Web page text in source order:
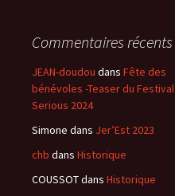
Commentaires récents
JEAN-doudou dans Fête des
bénévoles -Teaser du Festival
Serious 2024
Simone dans Jer’Est 2023
chb dans Historique
COUSSOTdans Historique